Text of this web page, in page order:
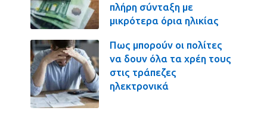
πλήρη σύνταξη με
μικρότερα όρια ηλικίας
Πως μπορούν οι πολίτες
να δουν όλα τα χρέη τους
στις τράπεζες
ηλεκτρονικά